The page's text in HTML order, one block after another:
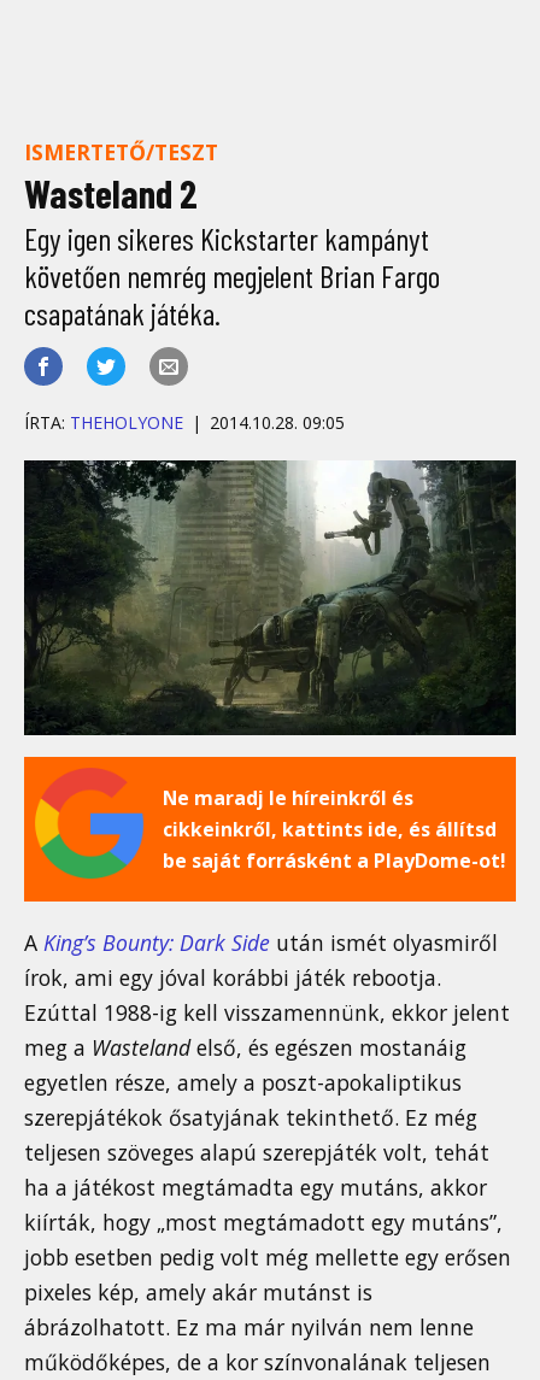
ISMERTETŐ/TESZT
Wasteland 2
Egy igen sikeres Kickstarter kampányt
követően nemrég megjelent Brian Fargo
csapatának játéka.
ÍRTA: THEHOLYONE 2014.10.28. 09:05
Ne maradj le híreinkről és
cikkeinkről, kattints ide, és állítsd
be saját forrásként a PlayDome-ot!
A King’s Bounty: Dark Side után ismét olyasmiről
írok, ami egy jóval korábbi játék rebootja.
Ezúttal 1988-ig kell visszamennünk, ekkor jelent
meg a Wastelandelső, és egészen mostanáig
egyetlen része, amely a poszt-apokaliptikus
szerepjátékok ősatyjának tekinthető. Ez még
teljesen szöveges alapú szerepjáték volt, tehát
ha a játékost megtámadta egy mutáns, akkor
kiírták, hogy „most megtámadott egy mutáns”,
jobb esetben pedig volt még mellette egy erősen
pixeles kép, amely akár mutánst is
ábrázolhatott. Ez ma már nyilván nem lenne
működőképes, de a kor színvonalának teljesen